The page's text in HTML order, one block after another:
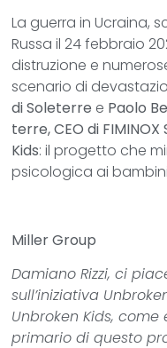
La guerra in Ucraina,
Russa il 24 febbraio
distruzione e
scenario di
di Soleterre e Paolo
terre, CEO di FIMINOX
Kids: il progetto che
psicologica ai
Miller Group
Damiano Rizzi, ci
sull’iniziativa
Unbroken Kids,
primario di questo